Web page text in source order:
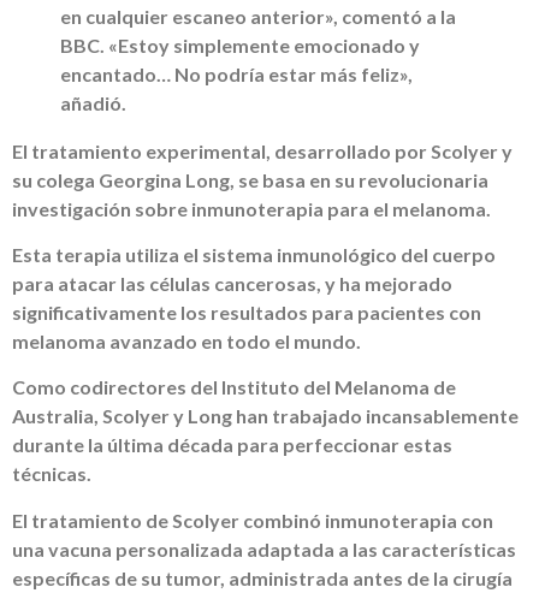
en cualquier escaneo anterior», comentó a la
BBC. «Estoy simplemente emocionado y
encantado… No podría estar más feliz»,
añadió.
El tratamiento experimental, desarrollado por Scolyer y
su colega Georgina Long, se basa en su revolucionaria
investigación sobre inmunoterapia para el melanoma.
Esta terapia utiliza el sistema inmunológico del cuerpo
para atacar las células cancerosas, y ha mejorado
significativamente los resultados para pacientes con
melanoma avanzado en todo el mundo.
Como codirectores del Instituto del Melanoma de
Australia, Scolyer y Long han trabajado incansablemente
durante la última década para perfeccionar estas
técnicas.
El tratamiento de Scolyer combinó inmunoterapia con
una vacuna personalizada adaptada a las características
específicas de su tumor, administrada antes de la cirugía